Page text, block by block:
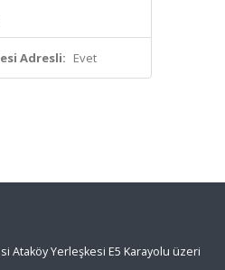
Adresli: Evet
Ataköy Yerleşkesi E5 Karayolu üzeri